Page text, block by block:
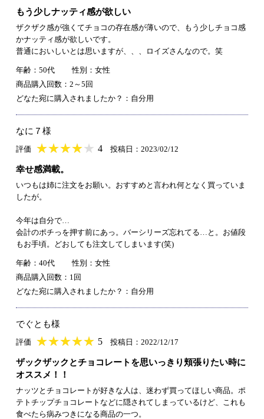
もう少しナッティ感が欲しい
ザクザク感が強くてチョコの存在感が薄いので、もう少しチョコ感
かナッティ感が欲しいです。
普通においしいとは思いますが、、、ロイズさんなので。笑
年齢：50代
性別：女性
商品購入回数：2～5回
どなた宛に購入されましたか？：自分用
なに７様
評価 ★★★★★
★★★★★ 4 投稿日：2023/02/12
幸せ感満載。
いつもは姉に注文をお願い。おすすめと言われ何となく買っていま
したが。
今年は自分で…
会計のポチっを押す前にあっ。バーシリーズ忘れてる…と。お値段
もお手頃。どおしても注文してしまいます(笑)
年齢：40代
性別：女性
商品購入回数：1回
どなた宛に購入されましたか？：自分用
でぐとも様
評価 ★★★★★
★★★★★ 5 投稿日：2022/12/17
ザックザックとチョコレートを思いっきり頬張りたい時に
オススメ！！
ナッツとチョコレートが好きな人は、迷わず買ってほしい商品。ポ
テトチップチョコレートなどに隠されてしまっているけど、これも
食べたら病みつきになる商品の一つ。